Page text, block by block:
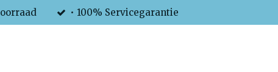
• 100% Servicegarantie